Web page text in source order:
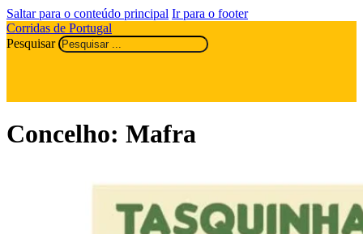
Saltar para o conteúdo principal Ir para o footer
Corridas de Portugal
Pesquisar
Concelho: Mafra